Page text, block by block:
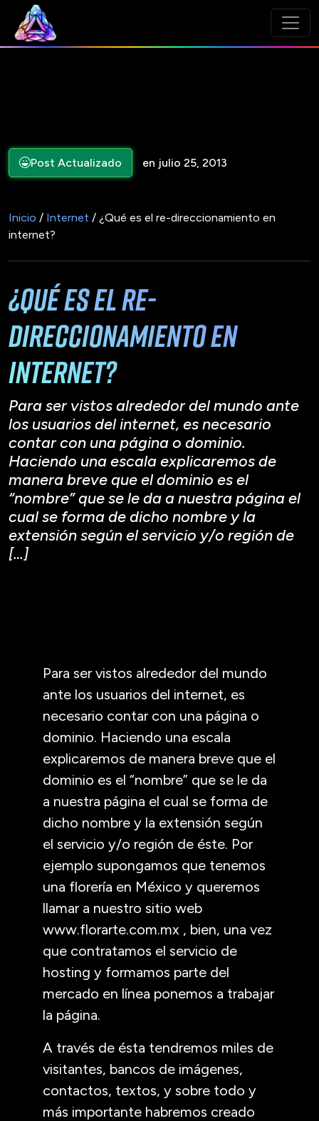
Post Actualizado en julio 25, 2013
Inicio / Internet / ¿Qué es el re-direccionamiento en
internet?
¿Qué es el re-
direccionamiento en
internet?
Para ser vistos alrededor del mundo ante
los usuarios del internet, es necesario
contar con una página o dominio.
Haciendo una escala explicaremos de
manera breve que el dominio es el
“nombre” que se le da a nuestra página el
cual se forma de dicho nombre y la
extensión según el servicio y/o región de
[…]
Para ser vistos alrededor del mundo
ante los usuarios del internet, es
necesario contar con una página o
dominio. Haciendo una escala
explicaremos de manera breve que el
dominio es el “nombre” que se le da
a nuestra página el cual se forma de
dicho nombre y la extensión según
el servicio y/o región de éste. Por
ejemplo supongamos que tenemos
una florería en México y queremos
llamar a nuestro sitio web
www.florarte.com.mx , bien, una vez
que contratamos el servicio de
hosting y formamos parte del
mercado en línea ponemos a trabajar
la página.
A través de ésta tendremos miles de
visitantes, bancos de imágenes,
contactos, textos, y sobre todo y
más importante habremos creado